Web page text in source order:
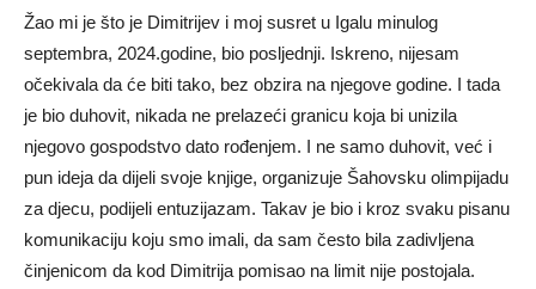
Žao mi je što je Dimitrijev i moj susret u Igalu minulog
septembra, 2024.godine, bio posljednji. Iskreno, nijesam
očekivala da će biti tako, bez obzira na njegove godine. I tada
je bio duhovit, nikada ne prelazeći granicu koja bi unizila
njegovo gospodstvo dato rođenjem. I ne samo duhovit, već i
pun ideja da dijeli svoje knjige, organizuje Šahovsku olimpijadu
za djecu, podijeli entuzijazam. Takav je bio i kroz svaku pisanu
komunikaciju koju smo imali, da sam često bila zadivljena
činjenicom da kod Dimitrija pomisao na limit nije postojala.